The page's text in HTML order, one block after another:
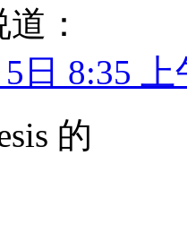
：
日 8:35 上
的